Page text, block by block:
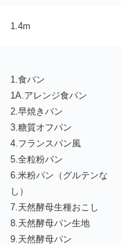
1.4m
1.食パン
1A.アレンジ食パン
2.早焼きパン
3.糖質オフパン
4.フランスパン風
5.全粒粉パン
6.米粉パン（グルテンな
し）
7.天然酵母生種おこし
8.天然酵母パン生地
9.天然酵母パン